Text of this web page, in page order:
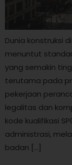
Dunia konstruksi
menuntut
yang semakin
terutama pada
pekerjaan
legalitas dan
kode kualifikasi
administrasi,
badan […]